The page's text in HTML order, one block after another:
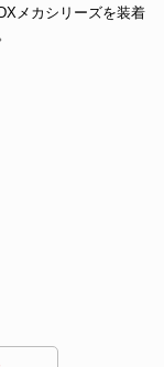
メカシリーズを装着